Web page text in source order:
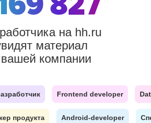
на hh.ru
материал
компании
Frontend developer
продукта Android-developer